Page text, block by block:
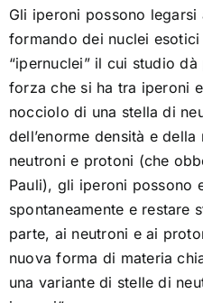
Gli iperoni possono
formando dei nuclei
“ipernuclei” il cui studio
forza che si ha tra iperoni
nocciolo di una stella di
dell’enorme densità e
neutroni e protoni (che
Pauli), gli iperoni possono
spontaneamente e restare
parte, ai neutroni e ai
nuova forma di materia
una variante di stelle di